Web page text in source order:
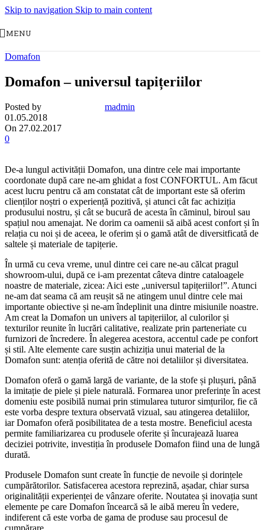
Skip to navigation Skip to main content
MENU
Domafon
Domafon – universul tapițeriilor
Posted by
madmin
01.05.2018
On 27.02.2017
0
De-a lungul activității Domafon, una dintre cele mai importante
coordonate după care ne-am ghidat a fost CONFORTUL. Am făcut
acest lucru pentru că am constatat cât de important este să oferim
clienților noștri o experiență pozitivă, și atunci cât fac achiziția
produsului nostru, și cât se bucură de acesta în căminul, biroul sau
spațiul nou amenajat. Ne dorim ca oamenii să aibă acest confort și în
relația cu noi și de aceea, le oferim și o gamă atât de diversitficată de
saltele și materiale de tapițerie.
În urmă cu ceva vreme, unul dintre cei care ne-au călcat pragul
showroom-ului, după ce i-am prezentat câteva dintre cataloagele
noastre de materiale, zicea: Aici este „universul tapițeriilor!”. Atunci
ne-am dat seama că am reușit să ne atingem unul dintre cele mai
importante obiective și ne-am îndeplinit una dintre misiunile noastre.
Am creat la Domafon un univers al tapițeriilor, al culorilor și
texturilor reunite în lucrări calitative, realizate prin parteneriate cu
furnizori de încredere. În alegerea acestora, accentul cade pe confort
și stil. Alte elemente care susțin achiziția unui material de la
Domafon sunt: atenția oferită de către noi detaliilor și diversitatea.
Domafon oferă o gamă largă de variante, de la stofe și plușuri, până
la imitație de piele și piele naturală. Formarea unor preferințe în acest
domeniu este posibilă numai prin stimularea tuturor simțurilor, fie că
este vorba despre textura observată vizual, sau atingerea detaliilor,
iar Domafon oferă posibilitatea de a testa mostre. Beneficiul acesta
permite familiarizarea cu produsele oferite și încurajează luarea
deciziei potrivite, investiția în produsele Domafon fiind una de lungă
durată.
Produsele Domafon sunt create în funcție de nevoile și dorințele
cumpărătorilor. Satisfacerea acestora reprezină, așadar, chiar sursa
originalității experienței de vânzare oferite. Noutatea și inovația sunt
elemente pe care Domafon încearcă să le aibă mereu în vedere,
indiferent că este vorba de gama de produse sau procesul de
cumpărare.